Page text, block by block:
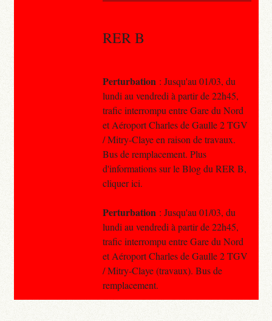
RER B
Perturbation : Jusqu'au 01/03, du
lundi au vendredi à partir de 22h45,
trafic interrompu entre Gare du Nord
et Aéroport Charles de Gaulle 2 TGV
/ Mitry-Claye en raison de travaux.
Bus de remplacement. Plus
d'informations sur le Blog du RER B,
cliquer ici.
Perturbation : Jusqu'au 01/03, du
lundi au vendredi à partir de 22h45,
trafic interrompu entre Gare du Nord
et Aéroport Charles de Gaulle 2 TGV
/ Mitry-Claye (travaux). Bus de
remplacement.